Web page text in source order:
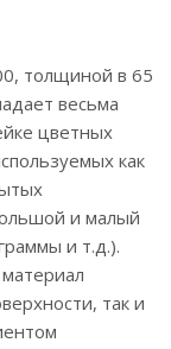
толщиной в 65
весьма
цветных
как
и малый
и т.д.).
так и